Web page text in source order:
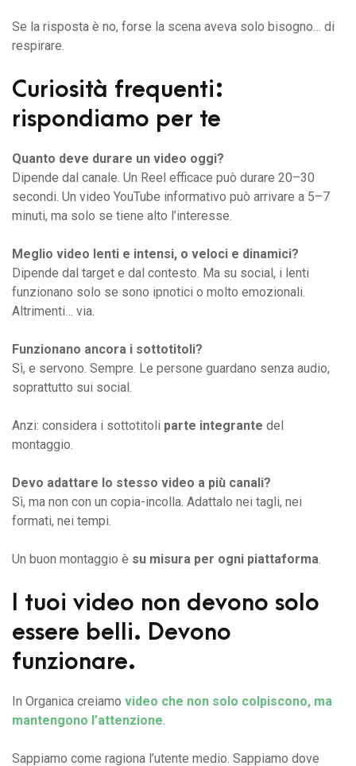
Se la risposta è no, forse la scena aveva solo bisogno… di
respirare.
Curiosità frequenti:
rispondiamo per te
Quanto deve durare un video oggi?
Dipende dal canale. Un Reel efficace può durare 20–30
secondi. Un video YouTube informativo può arrivare a 5–7
minuti, ma solo se tiene alto l’interesse.
Meglio video lenti e intensi, o veloci e dinamici?
Dipende dal target e dal contesto. Ma su social, i lenti
funzionano solo se sono ipnotici o molto emozionali.
Altrimenti… via.
Funzionano ancora i sottotitoli?
Sì, e servono. Sempre. Le persone guardano senza audio,
soprattutto sui social.
Anzi: considera i sottotitoli parte integrante del
montaggio.
Devo adattare lo stesso video a più canali?
Sì, ma non con un copia-incolla. Adattalo nei tagli, nei
formati, nei tempi.
Un buon montaggio è su misura per ogni piattaforma.
I tuoi video non devono solo
essere belli. Devono
funzionare.
In Organica creiamo video che non solo colpiscono, ma
mantengono l’attenzione.
Sappiamo come ragiona l’utente medio. Sappiamo dove